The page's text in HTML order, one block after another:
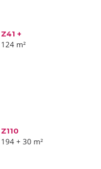
Z41 +
124 m²
Z110
194 + 30 m²